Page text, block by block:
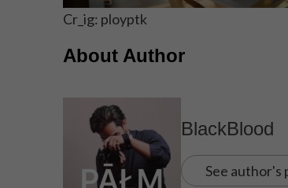
Cr_ig: ployptk
About Author
BlackBlood
See author's